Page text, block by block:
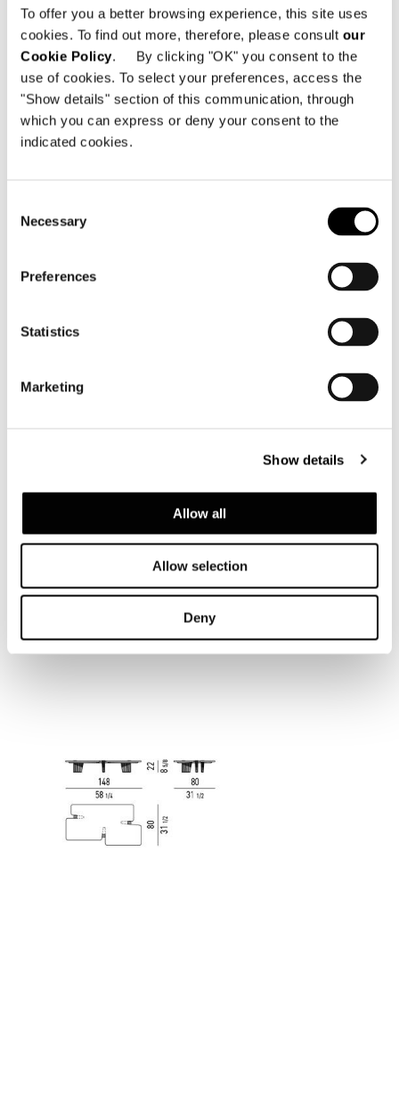
To offer you a better browsing experience, this site uses
cookies. To find out more, therefore, please consult our
Cookie Policy. By clicking "OK" you consent to the
use of cookies. To select your preferences, access the
"Show details" section of this communication, through
which you can express or deny your consent to the
indicated cookies.
Selection
Necessary
Preferences
Statistics
Marketing
Show details
Allow all
Allow selection
Deny